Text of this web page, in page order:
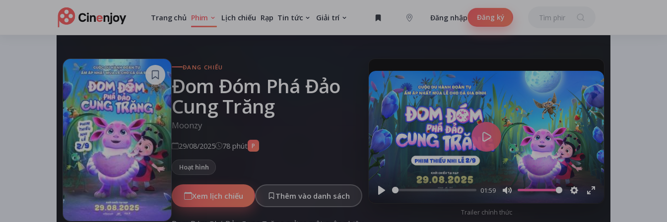
Trang chủ Phim Lịch chiếu Rạp Tin tức Giải trí
MỚI
Đăng nhập Đăng ký
ĐANG CHIẾU
Đom Đóm Phá Đảo
Cung Trăng
Moonzy
29/08/2025 78 phút P
Hoạt hình
Xem lịch chiếu Thêm vào danh sách
01:59
Mute SettingsEnter
Play
Trailer chính thức